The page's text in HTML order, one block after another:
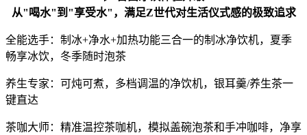
从"喝水"到"享受水"，满足Z世代对生活仪式感的极致追求
全能选手：制冰+净水+加热功能三合一的制冰净饮机，夏季
畅享冰饮，冬季随时泡茶
养生专家：可炖可煮，多档调温的净饮机，银耳羹/养生茶一
键直达
茶咖大师：精准温控茶咖机，模拟盖碗泡茶和手冲咖啡，净享